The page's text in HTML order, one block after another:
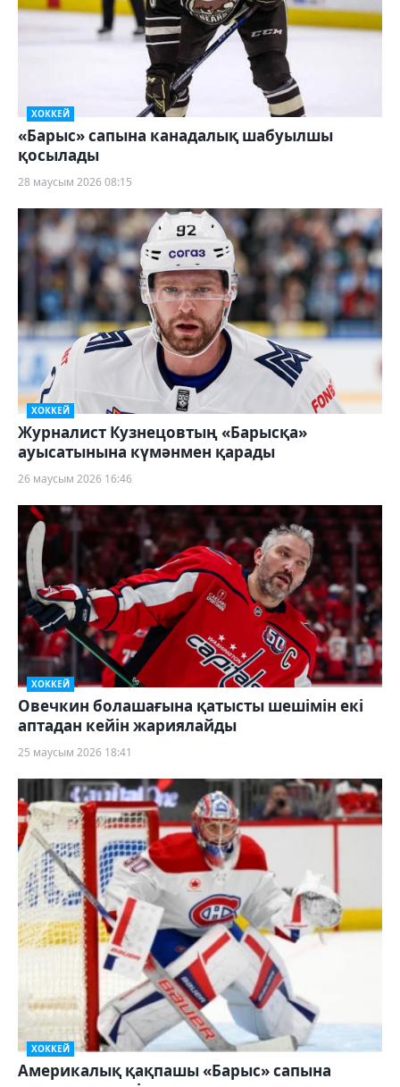
ХОККЕЙ
«Барыс» сапына канадалық шабуылшы
қосылады
28 маусым 2026 08:15
ХОККЕЙ
Журналист Кузнецовтың «Барысқа»
ауысатынына күмәнмен қарады
26 маусым 2026 16:46
ХОККЕЙ
Овечкин болашағына қатысты шешімін екі
аптадан кейін жариялайды
25 маусым 2026 18:41
ХОККЕЙ
Америкалық қақпашы «Барыс» сапына